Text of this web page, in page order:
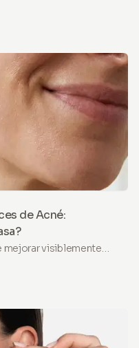
funcionan,
de Acné:
mejorar visiblemente
a 0,5 mm de